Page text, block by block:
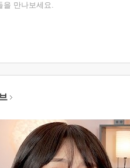
을 만나보세요.